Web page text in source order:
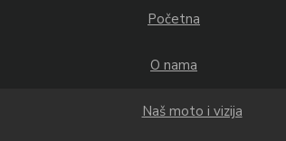
Početna
O nama
Naš moto i vizija